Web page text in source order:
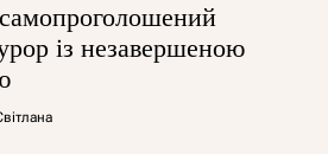
із незавершеною